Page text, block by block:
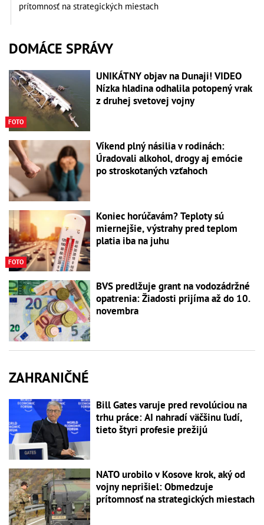
prítomnosť na strategických miestach
DOMÁCE SPRÁVY
FOTO
UNIKÁTNY objav na Dunaji! VIDEO
Nízka hladina odhalila potopený vrak
z druhej svetovej vojny
Víkend plný násilia v rodinách:
Úradovali alkohol, drogy aj emócie
po stroskotaných vzťahoch
FOTO
Koniec horúčavám? Teploty sú
miernejšie, výstrahy pred teplom
platia iba na juhu
BVS predlžuje grant na vodozádržné
opatrenia: Žiadosti prijíma až do 10.
novembra
ZAHRANIČNÉ
Bill Gates varuje pred revolúciou na
trhu práce: AI nahradí väčšinu ľudí,
tieto štyri profesie prežijú
NATO urobilo v Kosove krok, aký od
vojny neprišiel: Obmedzuje
prítomnosť na strategických miestach